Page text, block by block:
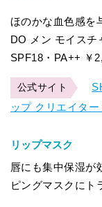
ほのかな血色感を
DO メン モイスチ
SPF18・PA++ ￥
公式サイト
ップ クリエイタ
リップマスク
唇にも集中保湿が
ピングマスクにト